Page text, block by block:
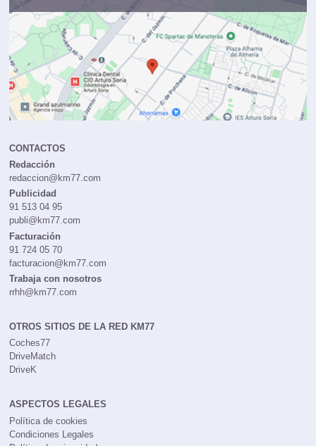
Publicidad:
CONTACTOS
Redacción
redaccion@km77.com
Publicidad
91 513 04 95
publi@km77.com
Facturación
91 724 05 70
facturacion@km77.com
Trabaja con nosotros
OTROS SITIOS DE LA RED KM77
Coches77
DriveMatch
ASPECTOS LEGALES
Política de cookies